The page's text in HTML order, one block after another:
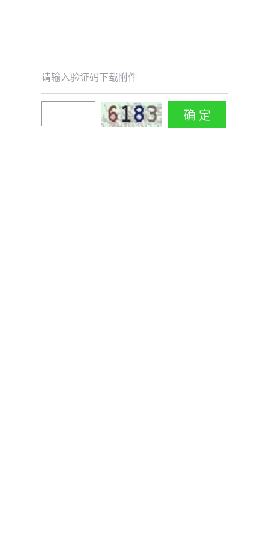
请输入验证码下载附件